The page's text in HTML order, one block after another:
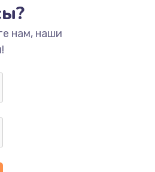
нам, наши